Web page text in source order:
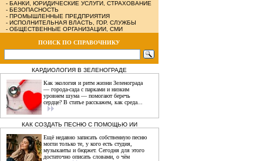
- БАНКИ, ЮРИДИЧЕСКИЕ УСЛУГИ, СТРАХОВАНИЕ
- БЕЗОПАСНОСТЬ
- ПРОМЫШЛЕННЫЕ ПРЕДПРИЯТИЯ
- ИСПОЛНИТЕЛЬНАЯ ВЛАСТЬ, ГОР. СЛУЖБЫ
- ОБЩЕСТВЕННЫЕ ОРГАНИЗАЦИИ, СМИ
ПОИСК ПО СПРАВОЧНИКУ
КАРДИОЛОГИЯ В ЗЕЛЕНОГРАДЕ
Как экология и ритм жизни Зеленограда
— города‑сада с парками и низким
уровнем шума — помогают беречь
сердце? В статье расскажем, как среда...
КАК СОЗДАТЬ ПЕСНЮ С ПОМОЩЬЮ ИИ
Ещё недавно записать собственную песню
могли только те, у кого есть студия,
музыканты и бюджет. Сегодня для этого
достаточно описать словами, о чём